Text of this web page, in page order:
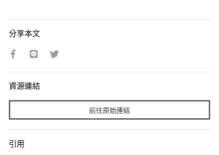
分享本文
資源連結
前往原始連結
引用